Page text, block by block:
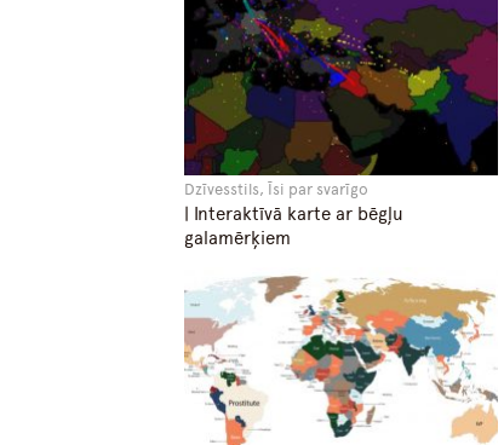
Dzīvesstils, Īsi par svarīgo
| Interaktīvā karte ar bēgļu
galamērķiem